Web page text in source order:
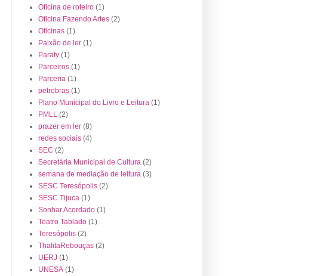
Oficina de roteiro (1)
Oficina Fazendo Artes (2)
Oficinas (1)
Paixão de ler (1)
Paraty (1)
Parceiros (1)
Parceria (1)
petrobras (1)
Plano Municipal do Livro e Leitura (1)
PMLL (2)
prazer em ler (8)
redes sociais (4)
SEC (2)
Secretária Municipal de Cultura (2)
semana de mediação de leitura (3)
SESC Teresópolis (2)
SESC Tijuca (1)
Sonhar Acordado (1)
Teatro Tablado (1)
Teresópolis (2)
ThalitaRebouças (2)
UERJ (1)
UNESA (1)